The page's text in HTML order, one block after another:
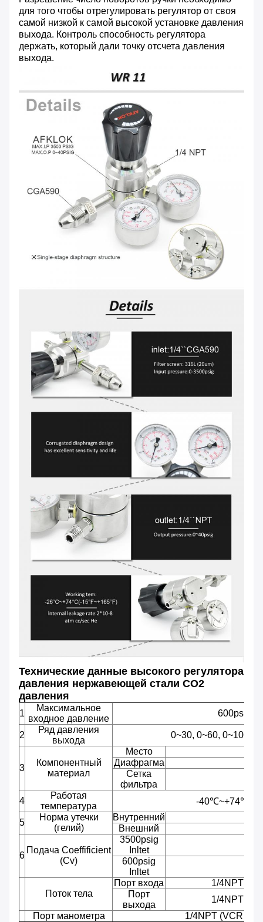
для того чтобы отрегулировать регулятор от своя
самой низкой к самой высокой установке давления
выхода. Контроль способность регулятора
держать, который дали точку отсчета давления
выхода.
Технические данные высокого регулятора
давления нержавеющей стали СО2
давления
1
Максимальное
входное давление
600psig,
2
Ряд давления
выхода
0~30, 0~60, 0~100,
3
Компонентный
материал
Место
Диафрагма
Сетка
фильтра
4
Работая
температура
-40℃~+74℃ (-
5
Норма утечки
(гелий)
Внутренний
Внешний
6
Подача Coeffificient
(Cv)
3500psig
Inltet
600psig
Inltet
Поток тела
Порт входа
1/4NPT
Порт
выхода
1/4NPT
Порт манометра
1/4NPT (VCR EP